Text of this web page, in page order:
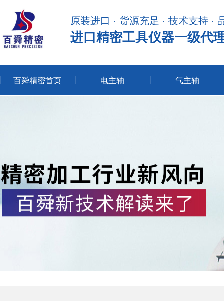
原装进口 · 货源充足 · 技术支持 ·
进口精密工具仪器一级代
百舜精密首页 电主轴 气主轴